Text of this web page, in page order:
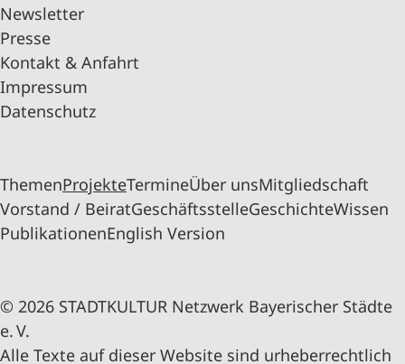
Newsletter
Presse
Kontakt & Anfahrt
Impressum
Datenschutz
ThemenProjekteTermineÜber unsMitgliedschaft
Vorstand / BeiratGeschäftsstelleGeschichteWissen
PublikationenEnglish Version
© 2026 STADTKULTUR Netzwerk Bayerischer Städte
e. V.
Alle Texte auf dieser Website sind urheberrechtlich